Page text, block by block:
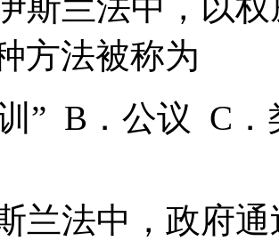
方法被称为
” B．公议 C
兰法中，政府